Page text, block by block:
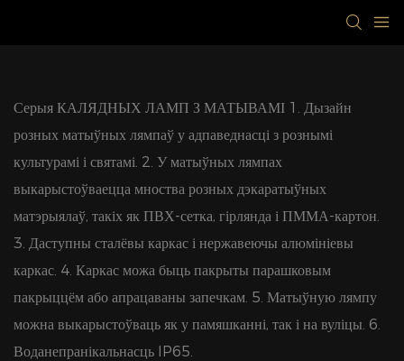
Серыя КАЛЯДНЫХ ЛАМП З МАТЫВАМІ 1. Дызайн
розных матыўных лямпаў у адпаведнасці з рознымі
культурамі і святамі. 2. У матыўных лямпах
выкарыстоўваецца мноства розных дэкаратыўных
матэрыялаў, такіх як ПВХ-сетка, гірлянда і ПММА-картон.
3. Даступны сталёвы каркас і нержавеючы алюмініевы
каркас. 4. Каркас можа быць пакрыты парашковым
пакрыццём або апрацаваны запечкам. 5. Матыўную лямпу
можна выкарыстоўваць як у памяшканні, так і на вуліцы. 6.
Воданепранікальнасць IP65.